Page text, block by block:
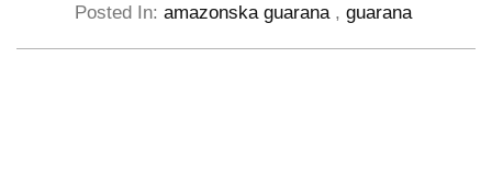
Posted In: amazonska guarana , guarana